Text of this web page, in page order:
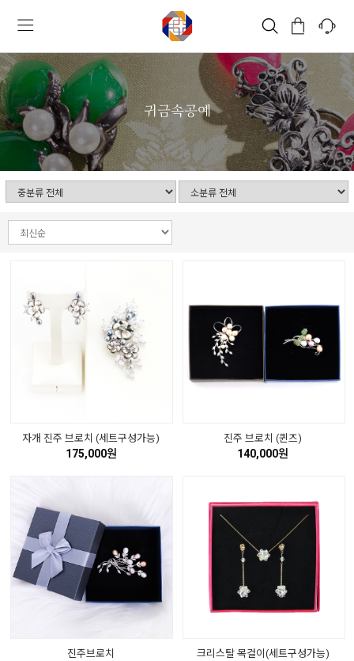
귀금속공예
자개 진주 브로치 (세트구성가능)
175,000원
진주 브로치 (퀸즈)
140,000원
진주브로치 크리스탈 목걸이(세트구성가능)